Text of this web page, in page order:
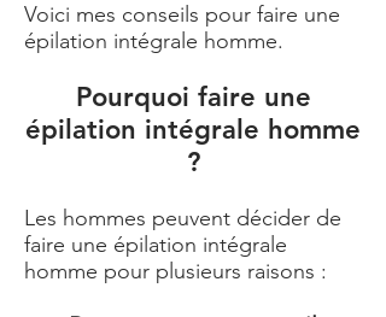
Voici mes conseils pour faire une
épilation intégrale homme.
Pourquoi faire une
épilation intégrale homme
?
Les hommes peuvent décider de
faire une épilation intégrale
homme pour plusieurs raisons :